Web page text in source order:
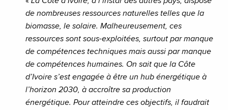
de nombreuses ressources naturelles telles que la
biomasse, le solaire. Malheureusement, ces
ressources sont sous-exploitées, surtout par manque
de compétences techniques mais aussi par manque
de compétences humaines. On sait que la Côte
d’Ivoire s’est engagée à être un hub énergétique à
l’horizon 2030, à accroître sa production
énergétique. Pour atteindre ces objectifs, il faudrait